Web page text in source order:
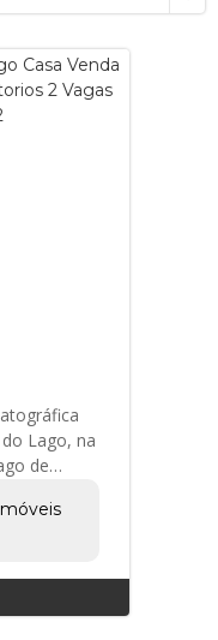
Lago, na
de
e